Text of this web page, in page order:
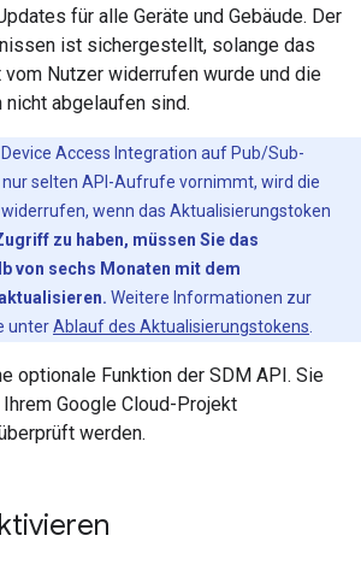
für alle Geräte und Gebäude. Der
ist sichergestellt, solange das
Nutzer widerrufen wurde und die
abgelaufen sind.
Access Integration auf Pub/Sub-
nur selten API-Aufrufe vornimmt, wird die
wenn das Aktualisierungstoken
zu haben, müssen Sie das
von sechs Monaten mit dem
Weitere Informationen zur
unterAblauf des Aktualisierungstokens
optionale Funktion der SDM API. Sie
Google Cloud-Projekt
werden.